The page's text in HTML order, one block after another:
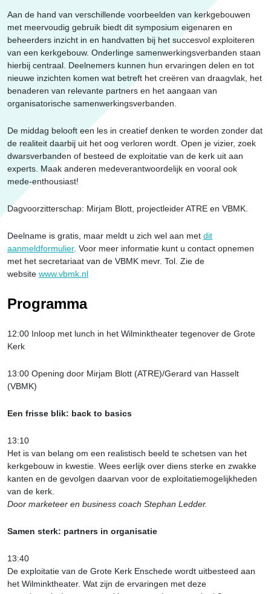
Aan de hand van verschillende voorbeelden van kerkgebouwen
met meervoudig gebruik biedt dit symposium eigenaren en
beheerders inzicht in en handvatten bij het succesvol exploiteren
van een kerkgebouw. Onderlinge samenwerkingsverbanden staan
hierbij centraal. Deelnemers kunnen hun ervaringen delen en tot
nieuwe inzichten komen wat betreft het creëren van draagvlak, het
benaderen van relevante partners en het aangaan van
organisatorische samenwerkingsverbanden.
De middag belooft een les in creatief denken te worden zonder dat
de realiteit daarbij uit het oog verloren wordt. Open je vizier, zoek
dwarsverbanden of besteed de exploitatie van de kerk uit aan
experts. Maak anderen medeverantwoordelijk en vooral ook
mede-enthousiast!
Dagvoorzitterschap: Mirjam Blott, projectleider ATRE en VBMK.
Deelname is gratis, maar meldt u zich wel aan met dit
aanmeldformulier. Voor meer informatie kunt u contact opnemen
met het secretariaat van de VBMK mevr. Tol. Zie de
website www.vbmk.nl
Programma
12:00 Inloop met lunch in het Wilminktheater tegenover de Grote
Kerk
13:00 Opening door Mirjam Blott (ATRE)/Gerard van Hasselt
(VBMK)
Een frisse blik: back to basics
13:10
Het is van belang om een realistisch beeld te schetsen van het
kerkgebouw in kwestie. Wees eerlijk over diens sterke en zwakke
kanten en de gevolgen daarvan voor de exploitatiemogelijkheden
van de kerk.
Door marketeer en business coach Stephan Ledder.
Samen sterk: partners in organisatie
13:40
De exploitatie van de Grote Kerk Enschede wordt uitbesteed aan
het Wilminktheater. Wat zijn de ervaringen met deze